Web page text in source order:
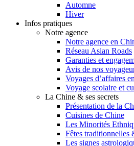
Automne
Hiver
Infos pratiques
Notre agence
Notre agence en
Réseau Asian Roads
Garanties et
Avis de nos
Voyages d’affaires
Voyage scolaire et
La Chine & ses secrets
Présentation de la
Cuisines de Chine
Les Minorités
Fêtes traditionnelles
Les signes